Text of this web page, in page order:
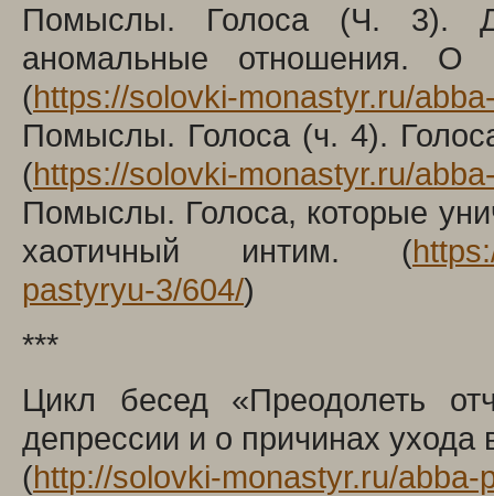
Помыслы. Голоса (Ч. 3).
аномальные отношения. О
(https://solovki-monastyr.ru/
Помыслы. Голоса (ч. 4).
(https://solovki-monastyr.ru/
Помыслы. Голоса, которые
хаотичный интим. (
pastyryu-3/604/)
***
Цикл бесед «Преодолеть
депрессии и о причинах ухода
(http://solovki-monastyr.ru/abba-